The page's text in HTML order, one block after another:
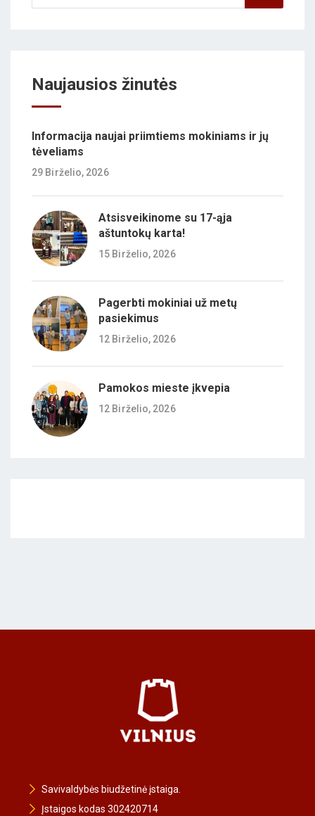
Naujausios žinutės
Informacija naujai priimtiems mokiniams ir jų
tėveliams
29 Birželio, 2026
Atsisveikinome su 17-ąja
aštuntokų karta!
15 Birželio, 2026
Pagerbti mokiniai už metų
pasiekimus
12 Birželio, 2026
Pamokos mieste įkvepia
12 Birželio, 2026
Savivaldybės biudžetinė įstaiga.
Įstaigos kodas 302420714